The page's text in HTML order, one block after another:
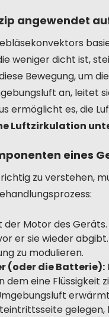
angewendet
weniger dicht ist,
Bewegung, um
an, leitet
ermöglicht es, die
Luftzirkulation
eines
zu verstehen,
der Motor des
er sie wieder
zu modulieren.
(oder die Batterie):
dem eine Flüssigkeit
gelegen,